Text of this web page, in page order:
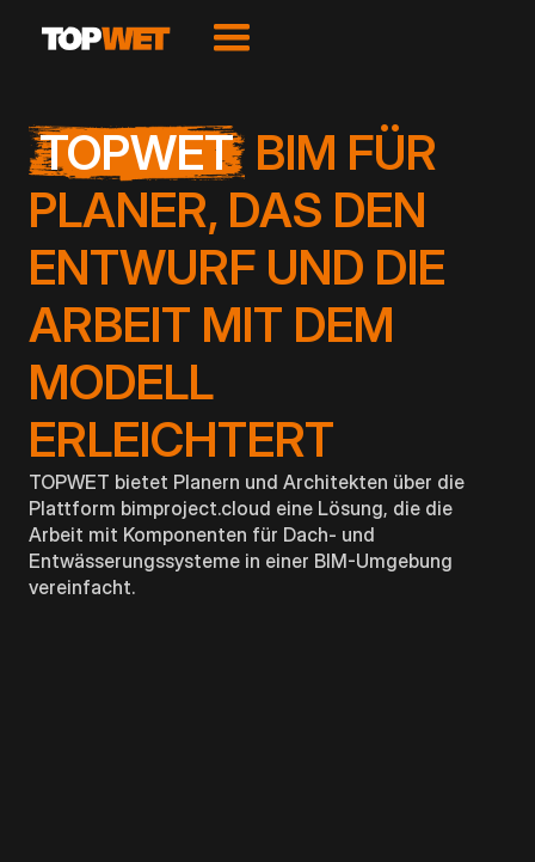
TOPWET BIM FÜR
PLANER, DAS DEN
ENTWURF UND DIE
ARBEIT MIT DEM
MODELL
ERLEICHTERT
TOPWET bietet Planern und Architekten über die
Plattform bimproject.cloud eine Lösung, die die
Arbeit mit Komponenten für Dach- und
Entwässerungssysteme in einer BIM-Umgebung
vereinfacht.